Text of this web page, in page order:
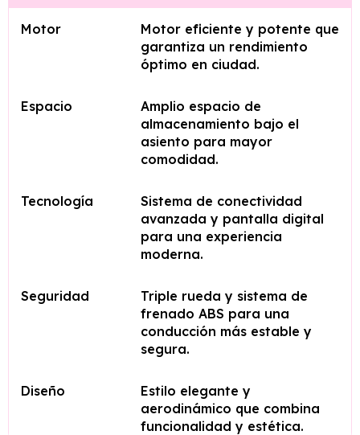
Motor
Motor eficiente y potente que
garantiza un rendimiento
óptimo en ciudad.
Espacio
Amplio espacio de
almacenamiento bajo el
asiento para mayor
comodidad.
Tecnología
Sistema de conectividad
avanzada y pantalla digital
para una experiencia
moderna.
Seguridad
Triple rueda y sistema de
frenado ABS para una
conducción más estable y
segura.
Diseño
Estilo elegante y
aerodinámico que combina
funcionalidad y estética.